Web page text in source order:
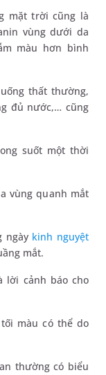
mặt trời cũng là
vùng dưới da
màu hơn bình
thất thường,
đủ nước,… cũng
suốt một thời
vùng quanh mắt
ngày kinh nguyệt
mắt.
lời cảnh báo cho
màu có thể do
thường có biểu